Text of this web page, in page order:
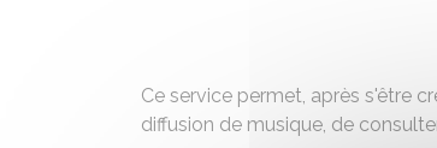
Ce service permet, après s'être
diffusion de musique, de